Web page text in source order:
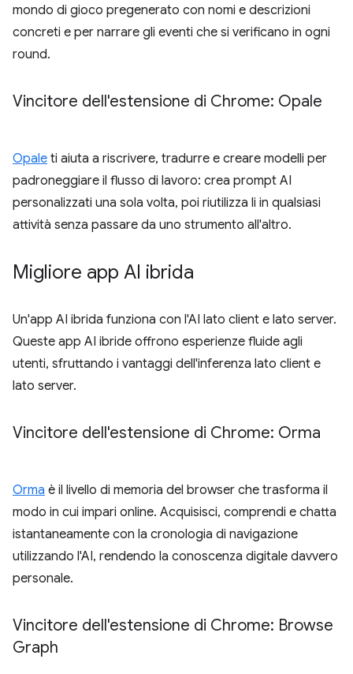
mondo di gioco pregenerato con nomi e descrizioni
concreti e per narrare gli eventi che si verificano in ogni
round.
Vincitore dell'estensione di Chrome: Opale
Opale ti aiuta a riscrivere, tradurre e creare modelli per
padroneggiare il flusso di lavoro: crea prompt AI
personalizzati una sola volta, poi riutilizza li in qualsiasi
attività senza passare da uno strumento all'altro.
Migliore app AI ibrida
Un'app AI ibrida funziona con l'AI lato client e lato server.
Queste app AI ibride offrono esperienze fluide agli
utenti, sfruttando i vantaggi dell'inferenza lato client e
lato server.
Vincitore dell'estensione di Chrome: Orma
Orma è il livello di memoria del browser che trasforma il
modo in cui impari online. Acquisisci, comprendi e chatta
istantaneamente con la cronologia di navigazione
utilizzando l'AI, rendendo la conoscenza digitale davvero
personale.
Vincitore dell'estensione di Chrome: Browse
Graph